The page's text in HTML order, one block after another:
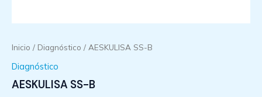
Inicio / Diagnóstico / AESKULISA SS-B
Diagnóstico
AESKULISA SS-B